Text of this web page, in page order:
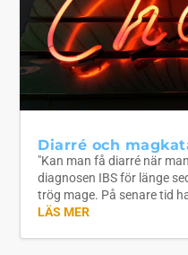
Diarré och
"Kan man få diarré när
diagnosen IBS för länge
trög mage. På senare tid
LÄS MER